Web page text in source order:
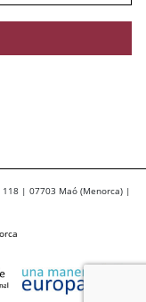
118 | 07703 Maó (Menorca) |